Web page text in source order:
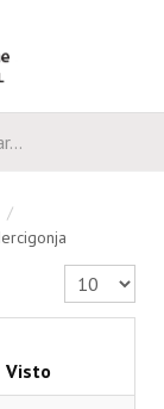
/
Cantidad a
Visto